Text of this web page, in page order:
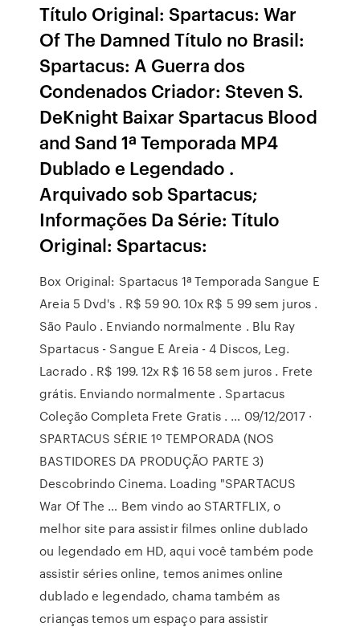
Título Original: Spartacus: War
Of The Damned Título no Brasil:
Spartacus: A Guerra dos
Condenados Criador: Steven S.
DeKnight Baixar Spartacus Blood
and Sand 1ª Temporada MP4
Dublado e Legendado .
Arquivado sob Spartacus;
Informações Da Série: Título
Original: Spartacus:
Box Original: Spartacus 1ª Temporada Sangue E
Areia 5 Dvd's . R$ 59 90. 10x R$ 5 99 sem juros .
São Paulo . Enviando normalmente . Blu Ray
Spartacus - Sangue E Areia - 4 Discos, Leg.
Lacrado . R$ 199. 12x R$ 16 58 sem juros . Frete
grátis. Enviando normalmente . Spartacus
Coleção Completa Frete Gratis . … 09/12/2017 ·
SPARTACUS SÉRIE 1º TEMPORADA (NOS
BASTIDORES DA PRODUÇÃO PARTE 3)
Descobrindo Cinema. Loading "SPARTACUS
War Of The … Bem vindo ao STARTFLIX, o
melhor site para assistir filmes online dublado
ou legendado em HD, aqui você também pode
assistir séries online, temos animes online
dublado e legendado, chama também as
crianças temos um espaço para assistir